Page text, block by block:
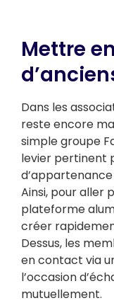
Mettre
Dans les
reste encore
simple groupe
levier pertinent
Ainsi, pour aller
plateforme
créer
Dessus, les
en contact via
l’occasion
mutuellement.